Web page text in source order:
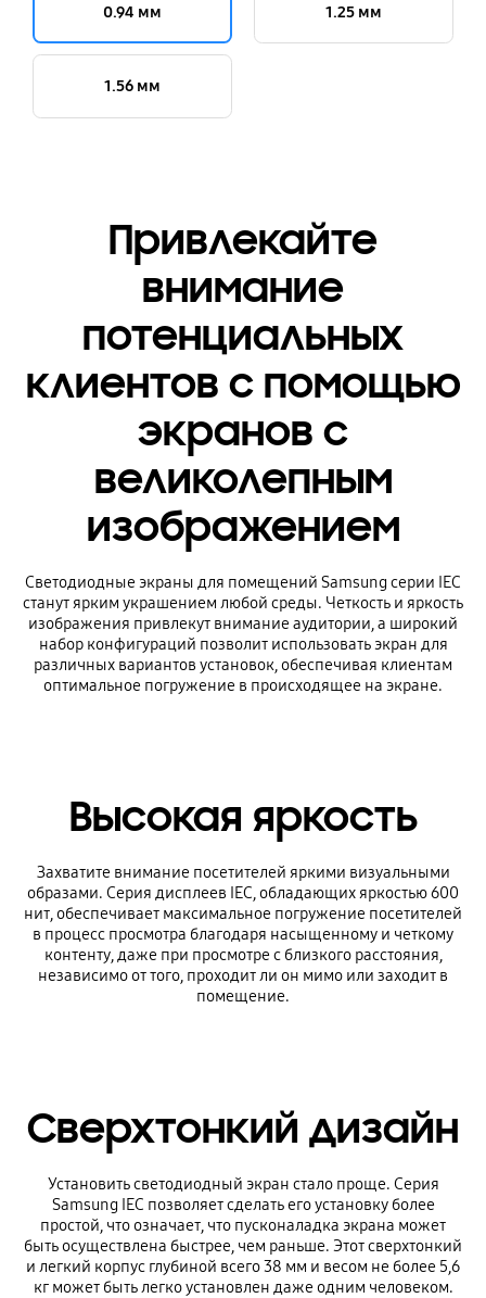
0.94 мм 1.25 мм
1.56 мм
Привлекайте
внимание
потенциальных
клиентов с помощью
экранов с
великолепным
изображением
Светодиодные экраны для помещений Samsung серии IEC
станут ярким украшением любой среды. Четкость и яркость
изображения привлекут внимание аудитории, а широкий
набор конфигураций позволит использовать экран для
различных вариантов установок, обеспечивая клиентам
оптимальное погружение в происходящее на экране.
Высокая яркость
Захватите внимание посетителей яркими визуальными
образами. Серия дисплеев IEC, обладающих яркостью 600
нит, обеспечивает максимальное погружение посетителей
в процесс просмотра благодаря насыщенному и четкому
контенту, даже при просмотре с близкого расстояния,
независимо от того, проходит ли он мимо или заходит в
помещение.
Сверхтонкий дизайн
Установить светодиодный экран стало проще. Серия
Samsung IEC позволяет сделать его установку более
простой, что означает, что пусконаладка экрана может
быть осуществлена быстрее, чем раньше. Этот сверхтонкий
и легкий корпус глубиной всего 38 мм и весом не более 5,6
кг может быть легко установлен даже одним человеком.